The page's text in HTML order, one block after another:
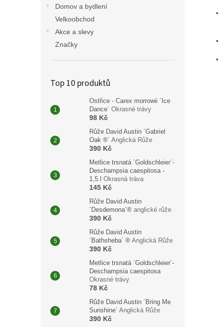
Domov a bydlení
Velkoobchod
Akce a slevy
Značky
Top 10 produktů
Ostřice - Carex morrowii ´Ice
Dance´ Okrasné trávy
98 Kč
Růže David Austin ´Gabriel
Oak ®´ Anglická Růže
390 Kč
Metlice trsnatá ´Goldschleier´-
Deschampsia caespitosa -
1,5 l Okrasná tráva
145 Kč
Růže David Austin
´Desdemona´® anglické růže
390 Kč
Růže David Austin
´Bathsheba´ ® Anglická Růže
390 Kč
Metlice trsnatá ´Goldschleier´-
Deschampsia caespitosa
Okrasné trávy
78 Kč
Růže David Austin ´Bring Me
Sunshine´ Anglická Růže
390 Kč